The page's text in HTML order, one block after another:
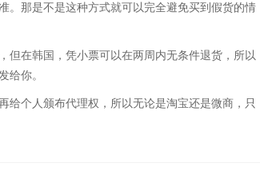
。那是不是这种方式就可以完全避免买到假货的情
但在韩国，凭小票可以在两周内无条件退货，所以
给你。
给个人颁布代理权，所以无论是淘宝还是微商，只